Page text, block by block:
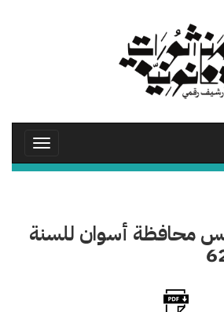
Toggle
محافظة أسوان للسنة